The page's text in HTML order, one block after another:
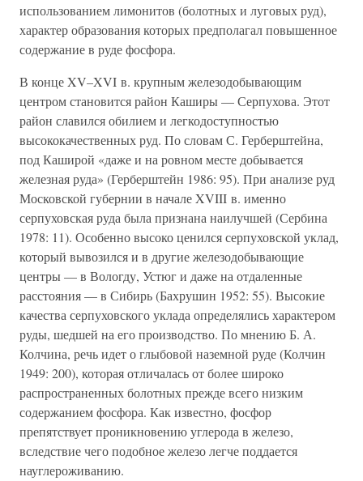
использованием лимонитов (болотных и луговых руд),
характер образования которых предполагал повышенное
содержание в руде фосфора.
В конце XV–XVI в. крупным железодобывающим
центром становится район Каширы — Серпухова. Этот
район славился обилием и легкодоступностью
высококачественных руд. По словам С. Герберштейна,
под Каширой «даже и на ровном месте добывается
железная руда» (Герберштейн 1986: 95). При анализе руд
Московской губернии в начале XVIII в. именно
серпуховская руда была признана наилучшей (Сербина
1978: 11). Особенно высоко ценился серпуховской уклад,
который вывозился и в другие железодобывающие
центры — в Вологду, Устюг и даже на отдаленные
расстояния — в Сибирь (Бахрушин 1952: 55). Высокие
качества серпуховского уклада определялись характером
руды, шедшей на его производство. По мнению Б. А.
Колчина, речь идет о глыбовой наземной руде (Колчин
1949: 200), которая отличалась от более широко
распространенных болотных прежде всего низким
содержанием фосфора. Как известно, фосфор
препятствует проникновению углерода в железо,
вследствие чего подобное железо легче поддается
науглероживанию.